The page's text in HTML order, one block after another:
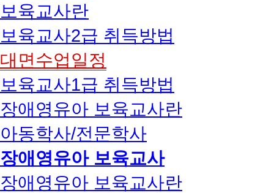
보육교사란
보육교사2급 취득방법
대면수업일정
보육교사1급 취득방법
장애영유아 보육교사란
아동학사/전문학사
장애영유아 보육교사
장애영유아 보육교사란